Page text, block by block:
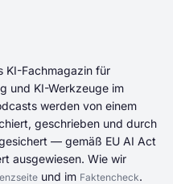
KI-Fachmagazin für
und KI-Werkzeuge im
werden von einem
geschrieben und durch
— gemäß EU AI Act
ausgewiesen. Wie wir
und im Faktencheck.